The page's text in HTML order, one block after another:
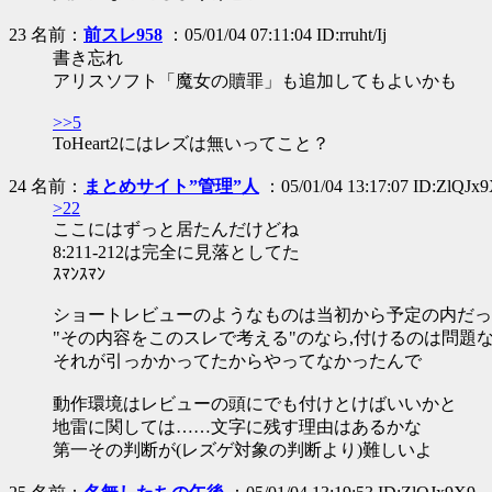
23 名前： 前スレ958 ：05/01/04 07:11:04 ID:rruht/Ij
書き忘れ
アリスソフト「魔女の贖罪」も追加してもよいかも
>>5
ToHeart2にはレズは無いってこと？
24 名前： まとめサイト”管理”人
：05/01/04 13:17:07
>22
ここにはずっと居たんだけどね
8:211-212は完全に見落としてた
ｽﾏﾝｽﾏﾝ
ショートレビューのようなものは当初から予定の内だ
"その内容をこのスレで考える"のなら,付けるのは問題
それが引っかかってたからやってなかったんで
動作環境はレビューの頭にでも付けとけばいいかと
地雷に関しては……文字に残す理由はあるかな
第一その判断が(レズゲ対象の判断より)難しいよ